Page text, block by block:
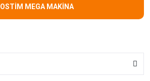
OSTİM MEGA MAKİNA